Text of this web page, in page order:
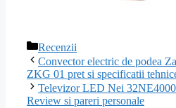
Categorii
Recenzii
Navigare
în
articole
Convector electric de podea
ZKG 01 pret si specificatii
Televizor LED Nei
Review si pareri personale